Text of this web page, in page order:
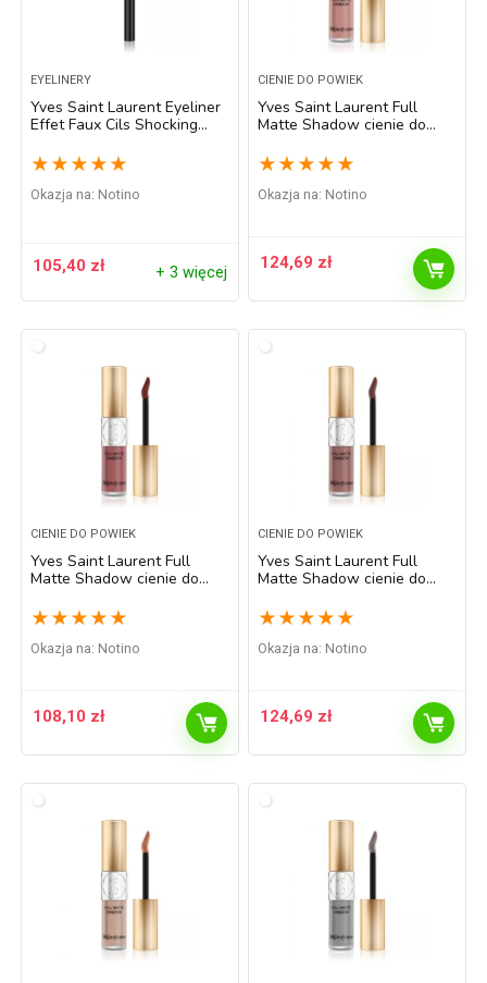
EYELINERY
Yves Saint Laurent Eyeliner
Effet Faux Cils Shocking
Black 1 ml
★ ★ ★ ★ ★
Okazja na: Notino
105,40 zł + 3 więcej
CIENIE DO POWIEK
Yves Saint Laurent Full
Matte Shadow cienie do
wykończeniem odcień 1
Cheeky Pink 4,5 ml
★ ★ ★ ★ ★
Okazja na: Notino
124,69 zł
CIENIE DO POWIEK
Yves Saint Laurent Full
Matte Shadow cienie do
wykończeniem odcień 2
Impulsive Pink 4,5 ml
★ ★ ★ ★ ★
Okazja na: Notino
108,10 zł
CIENIE DO POWIEK
Yves Saint Laurent Full
Matte Shadow cienie do
wykończeniem odcień 3
Tantalizing Taupe 4,5 ml
★ ★ ★ ★ ★
Okazja na: Notino
124,69 zł